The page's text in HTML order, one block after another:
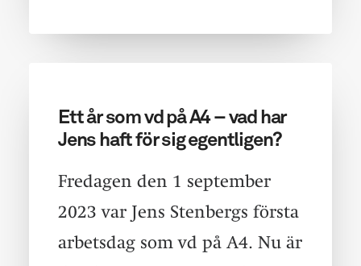
Ett år som vd på A4 – vad har
Jens haft för sig egentligen?
Fredagen den 1 september
2023 var Jens Stenbergs första
arbetsdag som vd på A4. Nu är